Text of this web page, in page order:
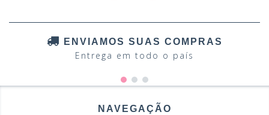
ENVIAMOS SUAS COMPRAS
Entrega em todo o país
NAVEGAÇÃO